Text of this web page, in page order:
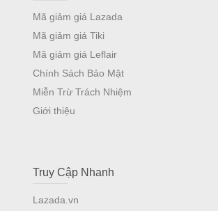
Mã giảm giá Lazada
Mã giảm giá Tiki
Mã giảm giá Leflair
Chính Sách Bảo Mật
Miễn Trừ Trách Nhiệm
Giới thiệu
Truy Cập Nhanh
Lazada.vn